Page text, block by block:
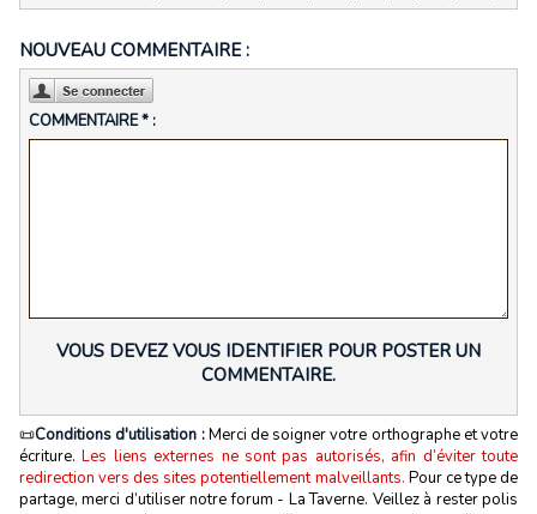
NOUVEAU COMMENTAIRE :
COMMENTAIRE * :
VOUS DEVEZ VOUS IDENTIFIER POUR POSTER UN
COMMENTAIRE.
📜Conditions d'utilisation :Merci de soigner votre orthographe et votre
écriture.Les liens externes ne sont pas autorisés, afin d’éviter toute
redirection vers des sites potentiellement malveillants. Pour ce type de
partage, merci d’utiliser notre forum - La Taverne. Veillez à rester polis